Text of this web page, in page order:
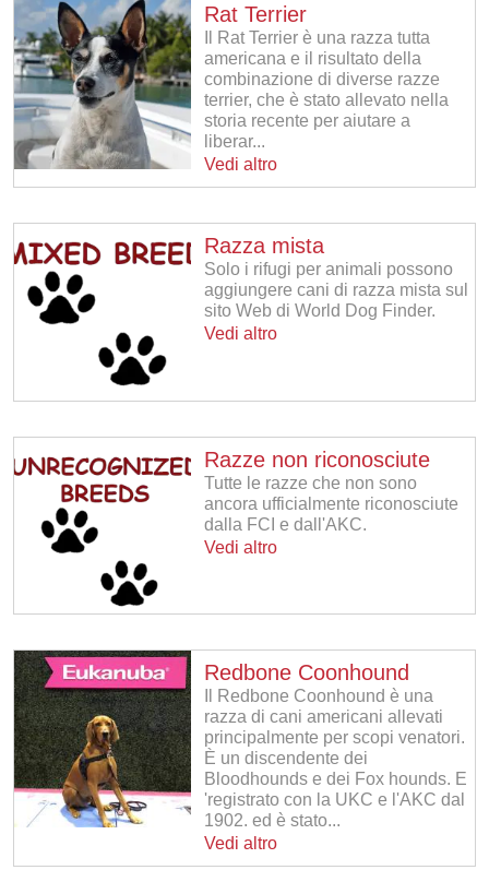
Rat Terrier
Il Rat Terrier è una razza tutta
americana e il risultato della
combinazione di diverse razze
terrier, che è stato allevato nella
storia recente per aiutare a
liberar...
Vedi altro
Razza mista
Solo i rifugi per animali possono
aggiungere cani di razza mista sul
sito Web di World Dog Finder.
Vedi altro
Razze non riconosciute
Tutte le razze che non sono
ancora ufficialmente riconosciute
dalla FCI e dall'AKC.
Vedi altro
Redbone Coonhound
Il Redbone Coonhound è una
razza di cani americani allevati
principalmente per scopi venatori.
È un discendente dei
Bloodhounds e dei Fox hounds. E
'registrato con la UKC e l'AKC dal
1902. ed è stato...
Vedi altro